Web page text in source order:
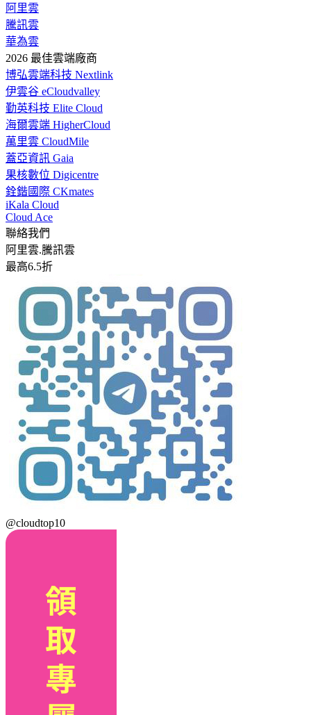
阿里雲
騰訊雲
華為雲
2026 最佳雲端廠商
博弘雲端科技 Nextlink
伊雲谷 eCloudvalley
勤英科技 Elite Cloud
海爾雲端 HigherCloud
萬里雲 CloudMile
蓋亞資訊 Gaia
果核數位 Digicentre
銓鍇國際 CKmates
iKala Cloud
Cloud Ace
聯絡我們
阿里雲.騰訊雲
最高6.5折
@cloudtop10